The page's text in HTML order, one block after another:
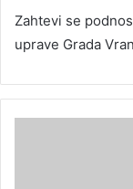
Zahtevi se
uprave Grada